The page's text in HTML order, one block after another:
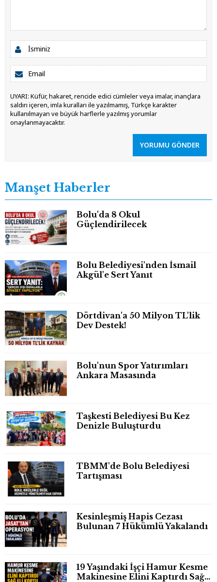
UYARI: Küfür, hakaret, rencide edici cümleler veya imalar, inançlara
saldırı içeren, imla kuralları ile yazılmamış, Türkçe karakter
kullanılmayan ve büyük harflerle yazılmış yorumlar
onaylanmayacaktır.
YORUMU GÖNDER
Manşet Haberler
Bolu'da 8 Okul
Güçlendirilecek
Bolu Belediyesi'nden İsmail
Akgül'e Sert Yanıt
Dörtdivan'a 50 Milyon TL'lik
Dev Destek!
Bolu'nun Spor Yatırımları
Ankara Masasında
Taşkesti Belediyesi Bu Kez
Denizle Buluşturdu
TBMM'de Bolu Belediyesi
Tartışması
Kesinleşmiş Hapis Cezası
Bulunan 7 Hükümlü Yakalandı
19 Yaşındaki İşçi Hamur Kesme
Makinesine Elini Kaptırdı Sağ